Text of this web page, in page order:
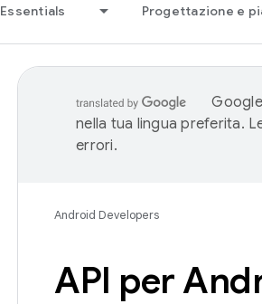
Essentials Progettazione e
nella tua lingua preferita.
errori.
Android Developers
API per